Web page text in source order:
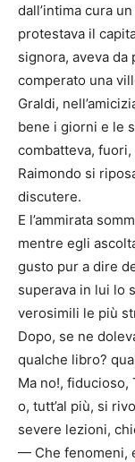
dall’intima cura
protestava il
signora, aveva da
comperato una
Graldi,
bene i giorni e le
combatteva,
Raimondo si
discutere.
E l’ammirata
mentre egli
gusto pur a dire
superava in lui lo
verosimili le più
Dopo, se ne
qualche libro?
Ma no!,
o, tutt’al più, si
severe lezioni,
— Che fenomeni,